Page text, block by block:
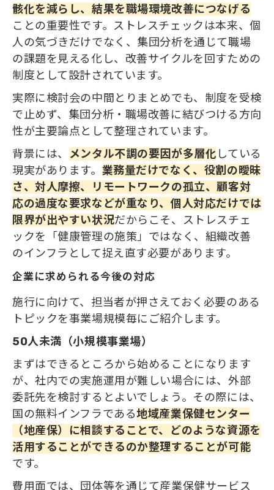
骸化を減らし、結果を職場環境改善につなげる
ことの重要性です。ストレスチェックは本来、個
人の気づきだけでなく、集団分析を通じて職場
の課題を見える化し、改善サイクルを回すための
制度として設計されています。
実際に検討会の中間とりまとめでも、制度を受検
で止めず、集団分析・職場改善に結びつける方向
性が主要論点として整理されています。
背景には、 メンタル不調の要因が多層化 している
現実があります。 業務量だけでなく、役割の曖昧
さ、対人摩擦、リモートワークの孤立、顧客対
応の過度な要求などが重なり、個人対応だけでは
限界が出やすい状況だからこそ、ストレスチェ
ックを「健康管理の施策」ではなく、組織改善
のインフラとして捉え直す必要があります。
企業に求められる今後の対応
施行に向けて、担当者が押さえておく必要のある
トピックを事業場規模毎にご紹介します。
50人未満（小規模事業場）
まずはできるところから始めることになります
が、社内での実施運用が難しい場合には、外部
委託先を検討するとよいでしょう。その際には、
国の無料インフラである地域産業保健センター
（地産保）に相談することで、どのような資源を
活用することができるのか整理することが可能
です。
費用面では、団体等を通じて産業保健サービス